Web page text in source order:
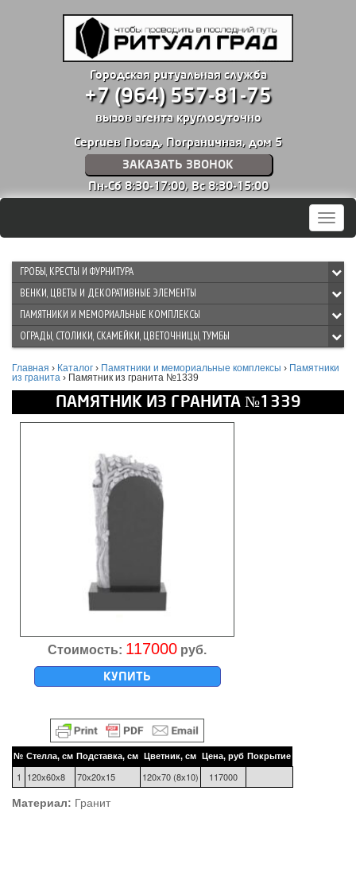
Городская ритуальная служба
+7 (964) 557-81-75
вызов агента круглосуточно
Сергиев Посад, Пограничная, дом 5
ЗАКАЗАТЬ ЗВОНОК
Пн-Сб 8:30-17:00, Вс 8:30-15:00
Меню
ГРОБЫ, КРЕСТЫ И ФУРНИТУРА
ВЕНКИ, ЦВЕТЫ И ДЕКОРАТИВНЫЕ ЭЛЕМЕНТЫ
ПАМЯТНИКИ И МЕМОРИАЛЬНЫЕ КОМПЛЕКСЫ
ОГРАДЫ, СТОЛИКИ, СКАМЕЙКИ, ЦВЕТОЧНИЦЫ, ТУМБЫ
Главная › Каталог › Памятники и мемориальные комплексы › Памятники
из гранита › Памятник из гранита №1339
ПАМЯТНИК ИЗ ГРАНИТА №1339
Стоимость: 117000 руб.
КУПИТЬ
№ Стелла, см Подставка, см Цветник, см Цена, руб Покрытие
1 120х60х8 70х20х15 120х70 (8х10) 117000
Материал: Гранит